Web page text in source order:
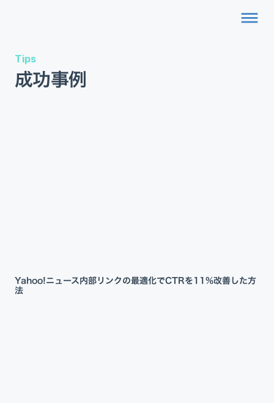
dehaze
Tips
成功事例
Yahoo!ニュース内部リンクの最適化でCTRを11%改善した方
法